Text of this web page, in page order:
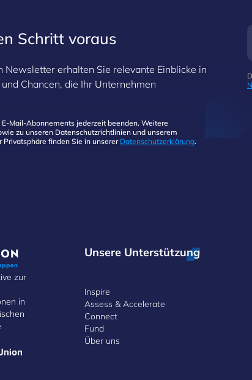
Schritt voraus
Newsletter erhalten Sie relevante Einblicke in
Chancen, die Ihr Unternehmen
Mail-Abonnements jederzeit beenden. Weitere
zu unseren Datenschutzrichtlinien und unserem
Privatsphäre finden Sie in unsererDatenschutzerklärung.
zur
in
Unsere Unterstützung
Inspire
Assess & Accelerate
Connect
Fund
Über uns